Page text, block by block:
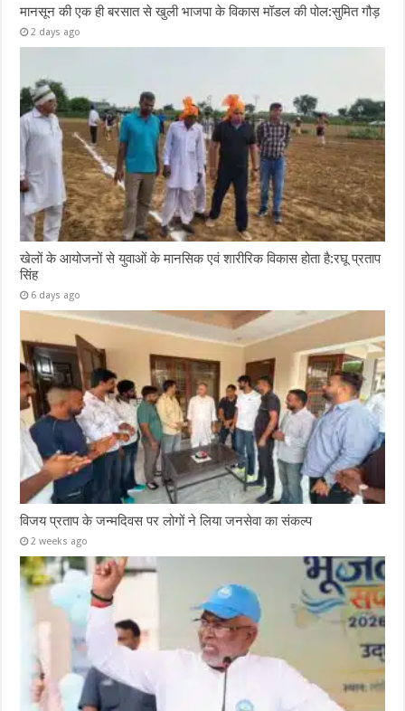
मानसून की एक ही बरसात से खुली भाजपा के विकास मॉडल की पोल:सुमित गौड़
2 days ago
खेलों के आयोजनों से युवाओं के मानसिक एवं शारीरिक विकास होता है:रघू प्रताप
सिंह
6 days ago
विजय प्रताप के जन्मदिवस पर लोगों ने लिया जनसेवा का संकल्प
2 weeks ago